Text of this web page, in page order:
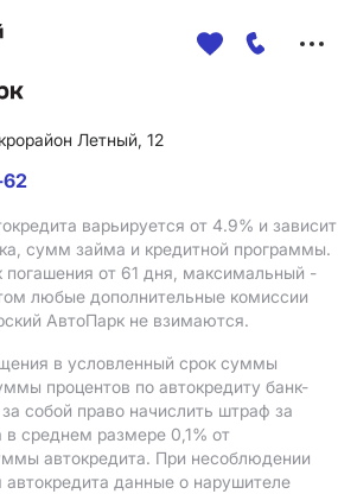
Летный, 12
варьируется от 4.9% и зависит
сумм займа и кредитной программы.
от 61 дня, максимальный -
любые дополнительные комиссии
АвтоПарк не взимаются.
в условленный срок суммы
процентов по автокредиту банк-
собой право начислить штраф за
в среднем размере 0,1% от
автокредита. При несоблюдении
автокредита данные о нарушителе